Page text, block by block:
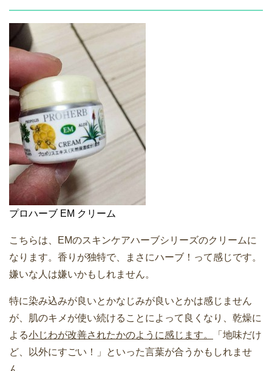
プロハーブ EM クリーム
こちらは、EMのスキンケアハーブシリーズのクリームに
なります。香りが独特で、まさにハーブ！って感じです。
嫌いな人は嫌いかもしれません。
特に染み込みが良いとかなじみが良いとかは感じません
が、肌のキメが使い続けることによって良くなり、乾燥に
よる小じわが改善されたかのように感じます。
「地味だけ
ど、以外にすごい！」といった言葉が合うかもしれませ
ん。